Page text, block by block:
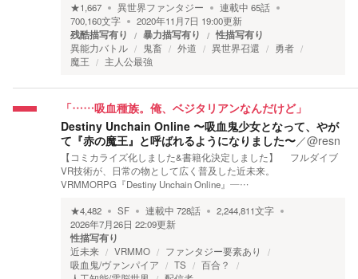
★1,667 異世界ファンタジー 連載中 65話
700,160文字 2020年11月7日 19:00更新
残酷描写有り 暴力描写有り 性描写有り
異能力バトル 鬼畜 外道 異世界召還
勇者
魔王
主人公最強
「……吸血種族。俺、ベジタリアンなんだけど」
Destiny Unchain Online 〜吸血鬼少女となって、やが
て『赤の魔王』と呼ばれるようになりました〜／@resn
【コミカライズ化しました&書籍化決定しました】 フルダイブ
VR技術が、日常の物として広く普及した近未来。
VRMMORPG『Destiny Unchain Online』―…
★4,482 SF 連載中 728話 2,244,811文字
2026年7月26日 22:09更新
性描写有り
近未来 VRMMO
ファンタジー要素あり
吸血鬼/ヴァンパイア
TS
百合？